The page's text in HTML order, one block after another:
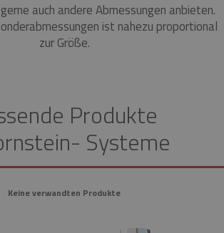
auch andere Abmessungen anbieten.
ist nahezu proportional
zur Größe.
Produkte
Systeme
Keine verwandten Produkte